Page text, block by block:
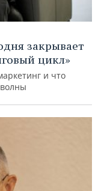
закрывает
цикл»
и что